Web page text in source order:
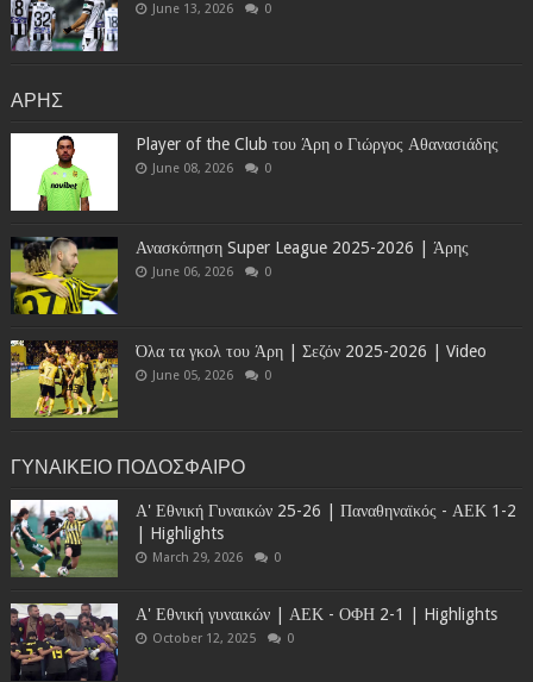
June 13, 2026 0
ΑΡΗΣ
Player of the Club του Άρη ο Γιώργος Αθανασιάδης
June 08, 2026 0
Ανασκόπηση Super League 2025-2026 | Άρης
June 06, 2026 0
Όλα τα γκολ του Άρη | Σεζόν 2025-2026 | Video
June 05, 2026 0
ΓΥΝΑΙΚΕΙΟ ΠΟΔΟΣΦΑΙΡΟ
Α' Εθνική Γυναικών 25-26 | Παναθηναϊκός - ΑΕΚ 1-2
| Highlights
March 29, 2026 0
Α' Εθνική γυναικών | ΑΕΚ - ΟΦΗ 2-1 | Highlights
October 12, 2025 0